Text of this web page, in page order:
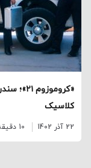
کلاسیک
22 آذر 1402 10 دقیقه